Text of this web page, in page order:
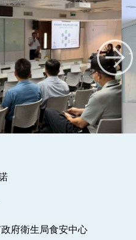
府衛生局食安中心